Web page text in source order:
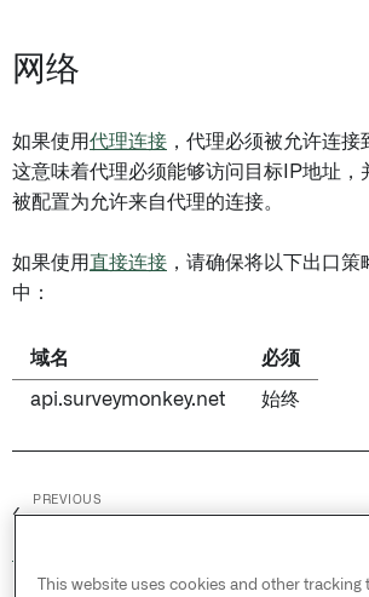
网络
如果使用代理连接 ，代理必须被允许连接
这意味着代理必须能够访问目标IP地址，
被配置为允许来自代理的连接。
如果使用 直接连接 ，请确保将以下出口
中：
域名 必须
api.surveymonkey.net 始终
←
PREVIOUS
This website uses cookies and other tracking